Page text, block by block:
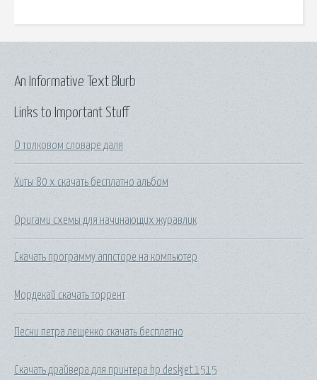
Links to Important Stuff
О толковом словаре даля
Хиты 80 х скачать бесплатно альбом
Оригами схемы для начинающих журавлик
Скачать программу аппсторе на компьютер
Мордекай скачать торрент
Песни петра лещенко скачать бесплатно
Скачать драйвера для принтера hp deskjet 1515
An Informative Text Blurb